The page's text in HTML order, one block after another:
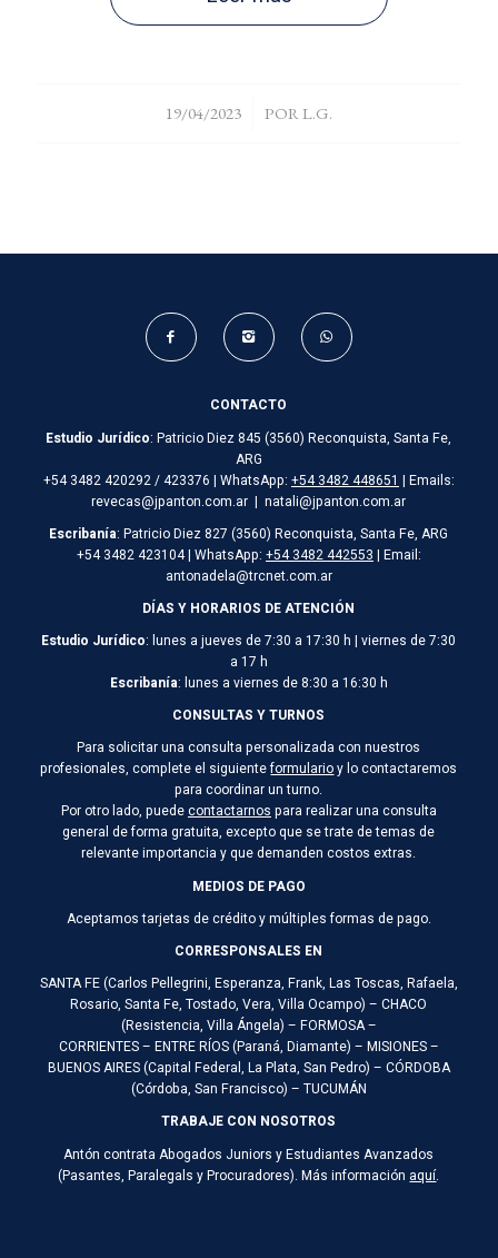
19/04/2023
/ PORL.G.
CONTACTO
Estudio Jurídico: Patricio Diez 845 (3560) Reconquista, Santa Fe,
ARG
+54 3482 420292 / 423376 | WhatsApp: +54 3482 448651 | Emails:
revecas@jpanton.com.ar | natali@jpanton.com.ar
Escribanía: Patricio Diez 827 (3560) Reconquista, Santa Fe, ARG
+54 3482 423104 | WhatsApp: +54 3482 442553 | Email:
antonadela@trcnet.com.ar
DÍAS Y HORARIOS DE ATENCIÓN
Estudio Jurídico: lunes a jueves de 7:30 a 17:30 h | viernes de 7:30
a 17 h
Escribanía: lunes a viernes de 8:30 a 16:30 h
CONSULTAS Y TURNOS
Para solicitar una consulta personalizada con nuestros
profesionales, complete el siguienteformularioy lo contactaremos
para coordinar un turno.
Por otro lado, puedecontactarnos para realizar una consulta
general de forma gratuita, excepto que se trate de temas de
relevante importancia y que demanden costos extras.
MEDIOS DE PAGO
Aceptamos tarjetas de crédito y múltiples formas de pago.
CORRESPONSALES EN
SANTA FE (Carlos Pellegrini, Esperanza, Frank, Las Toscas, Rafaela,
Rosario, Santa Fe, Tostado, Vera, Villa Ocampo) – CHACO
(Resistencia, Villa Ángela) – FORMOSA –
CORRIENTES – ENTRE RÍOS (Paraná, Diamante) – MISIONES –
BUENOS AIRES (Capital Federal, La Plata, San Pedro) – CÓRDOBA
(Córdoba, San Francisco) – TUCUMÁN
TRABAJE CON NOSOTROS
Antón contrata Abogados Juniors y Estudiantes Avanzados
(Pasantes, Paralegals y Procuradores). Más información aquí.